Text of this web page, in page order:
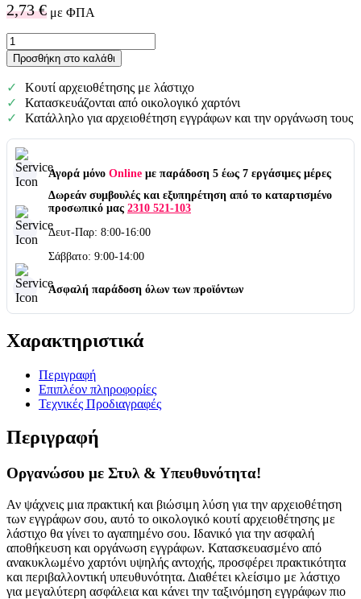
2,73€ με ΦΠΑ
Κουτί
Αρχειοθέτησης
με
Λάστιχο
8cm
ποσότητα
Προσθήκη στο καλάθι
Κουτί αρχειοθέτησης με λάστιχο
Κατασκευάζονται από οικολογικό χαρτόνι
Κατάλληλο για αρχειοθέτηση εγγράφων και την οργάνωση τους
Αγορά μόνο Online με παράδοση 5 έως 7 εργάσιμες μέρες
Δωρεάν συμβουλές και εξυπηρέτηση από το καταρτισμένο
προσωπικό μας 2310 521-103
Δευτ-Παρ: 8:00-16:00
Σάββατο: 9:00-14:00
Ασφαλή παράδοση όλων των προϊόντων
Χαρακτηριστικά
Περιγραφή
Επιπλέον πληροφορίες
Τεχνικές Προδιαγραφές
Περιγραφή
Οργανώσου με Στυλ & Υπευθυνότητα!
Αν ψάχνεις μια πρακτική και βιώσιμη λύση για την αρχειοθέτηση
των εγγράφων σου, αυτό το οικολογικό κουτί αρχειοθέτησης με
λάστιχο θα γίνει το αγαπημένο σου. Ιδανικό για την ασφαλή
αποθήκευση και οργάνωση εγγράφων. Κατασκευασμένο από
ανακυκλωμένο χαρτόνι υψηλής αντοχής, προσφέρει πρακτικότητα
και περιβαλλοντική υπευθυνότητα. Διαθέτει κλείσιμο με λάστιχο
για μεγαλύτερη ασφάλεια και κάνει την ταξινόμηση εγγράφων πιο